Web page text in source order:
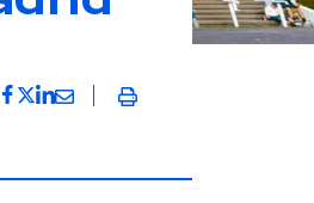
Partager sur Facebook
(s'ouvre dans un nouvel
Partager sur Twitter
(s'ouvre dans un nouvel
Partager sur LinkedIn
(s'ouvre dans un nouvel
Partager par mail
(s'ouvre dans un nouvel
Imprimer